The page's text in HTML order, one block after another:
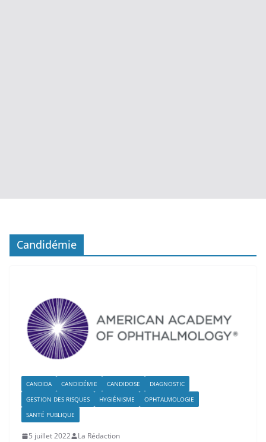
Candidémie
CANDIDA CANDIDÉMIE CANDIDOSE
DIAGNOSTIC
GESTION DES RISQUES
HYGIÉNISME
OPHTALMOLOGIE
SANTÉ PUBLIQUE
5 juillet 2022 La Rédaction